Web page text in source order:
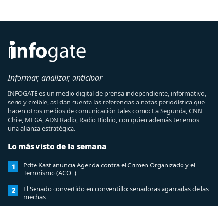
Informar, analizar, anticipar
INFOGATE es un medio digital de prensa independiente, informativo,
serio y creíble, así dan cuenta las referencias a notas periodística que
hacen otros medios de comunicación tales como: La Segunda, CNN
Chile, MEGA, ADN Radio, Radio Biobio, con quien además tenemos
una alianza estratégica.
Lo más visto de la semana
1
Pdte Kast anuncia Agenda contra el Crimen Organizado y el
Terrorismo (ACOT)
2
El Senado convertido en conventillo: senadoras agarradas de las
mechas